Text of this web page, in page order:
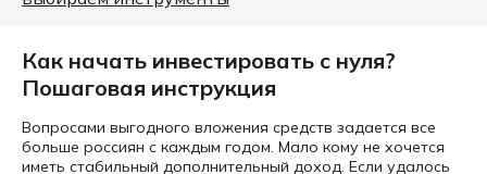
Как начать инвестировать с нуля?
Пошаговая инструкция
Вопросами выгодного вложения средств задается все
больше россиян с каждым годом. Мало кому не хочется
иметь стабильный дополнительный доход. Если удалось